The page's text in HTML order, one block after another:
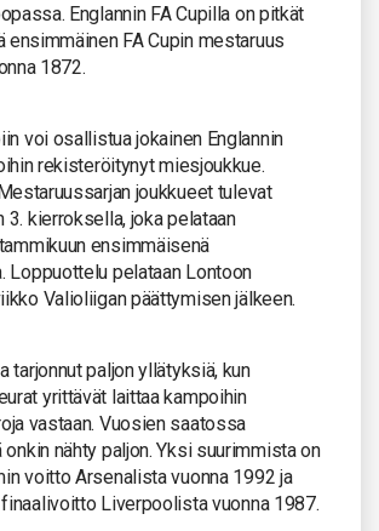
Englannin FA Cupilla on pitkät
ensimmäinen FA Cupin mestaruus
1872.
voi osallistua jokainen Englannin
rekisteröitynyt miesjoukkue.
joukkueet tulevat
3. kierroksella, joka pelataan
ensimmäisenä
Loppuottelu pelataan Lontoon
Valioliigan päättymisen jälkeen.
tarjonnut paljon yllätyksiä, kun
yrittävät laittaa kampoihin
vastaan. Vuosien saatossa
nähty paljon. Yksi suurimmista on
voitto Arsenalista vuonna 1992 ja
Liverpoolista vuonna 1987.